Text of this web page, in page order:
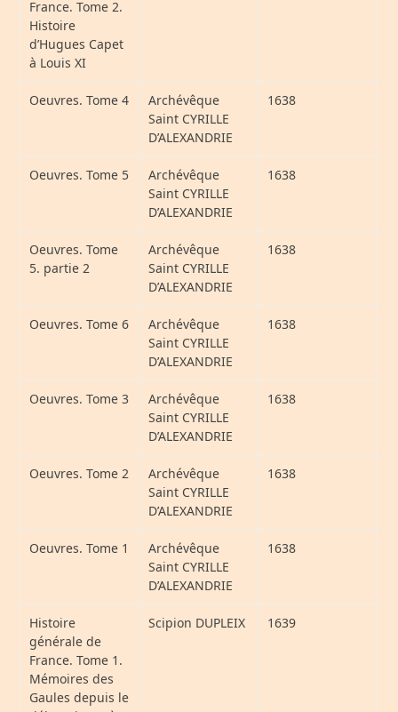
France. Tome 2.
Histoire
d’Hugues Capet
à Louis XI
Oeuvres. Tome 4
Archévêque
Saint CYRILLE
D’ALEXANDRIE
1638
Oeuvres. Tome 5
Archévêque
Saint CYRILLE
D’ALEXANDRIE
1638
Oeuvres. Tome
5. partie 2
Archévêque
Saint CYRILLE
D’ALEXANDRIE
1638
Oeuvres. Tome 6
Archévêque
Saint CYRILLE
D’ALEXANDRIE
1638
Oeuvres. Tome 3
Archévêque
Saint CYRILLE
D’ALEXANDRIE
1638
Oeuvres. Tome 2
Archévêque
Saint CYRILLE
D’ALEXANDRIE
1638
Oeuvres. Tome 1
Archévêque
Saint CYRILLE
D’ALEXANDRIE
1638
Histoire
générale de
France. Tome 1.
Mémoires des
Gaules depuis le
Scipion DUPLEIX 1639